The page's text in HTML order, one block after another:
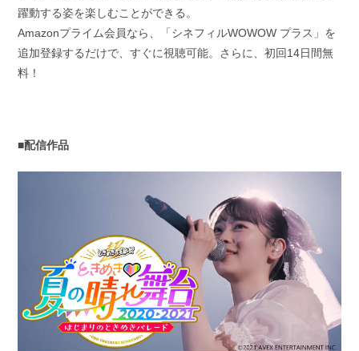
躍動する姿を楽しむことができる。
Amazonプライム会員なら、「シネフィルWOWOW プラス」を
追加登録するだけで、すぐに視聴可能。さらに、初回14日間無
料！
■配信作品